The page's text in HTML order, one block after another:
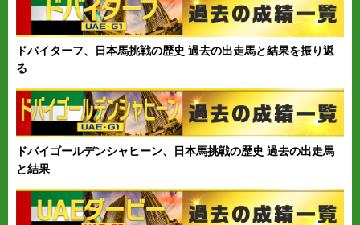
ドバイターフ、日本馬挑戦の歴史 過去の出走馬と結果を振り返
る
ドバイゴールデンシャヒーン、日本馬挑戦の歴史 過去の出走馬
と結果